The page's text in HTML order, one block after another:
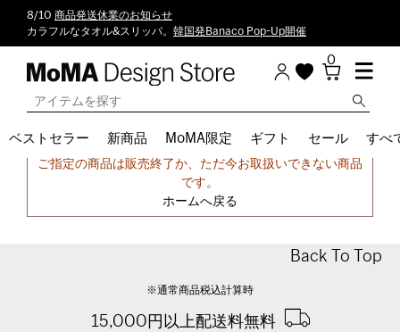
8/10 商品発送休業のお知らせ
カラフルなタオル&スリッパ。 韓国発Banaco Pop-Up開催
0
ベストセラー 新商品 MoMA限定 ギフト セール すべ
申し訳ございません。
ご指定の商品は販売終了か、ただ今お取扱いできない商品
です。
ホームへ戻る
Back To Top
※通常商品税込計算時
15,000円以上配送料無料